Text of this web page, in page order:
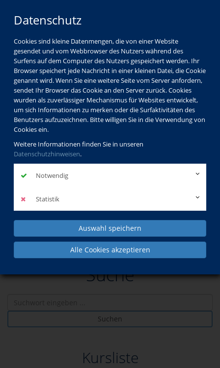
Datenschutz
Cookies sind kleine Datenmengen, die von einer Website
gesendet und vom Webbrowser des Nutzers während des
Surfens auf dem Computer des Nutzers gespeichert werden. Ihr
Browser speichert jede Nachricht in einer kleinen Datei, die Cookie
genannt wird. Wenn Sie eine weitere Seite vom Server anfordern,
sendet Ihr Browser das Cookie an den Server zurück. Cookies
wurden als zuverlässiger Mechanismus für Websites entwickelt,
um sich Informationen zu merken oder die Surfaktivitäten des
Benutzers aufzuzeichnen. Bitte willigen Sie in die Verwendung von
Cookies ein.
Weitere Informationen finden Sie in unseren
Datenschutzhinweisen.
Notwendig
Statistik
Auswahl speichern
Alle Cookies akzeptieren
Suche
Suchen
Kursliste